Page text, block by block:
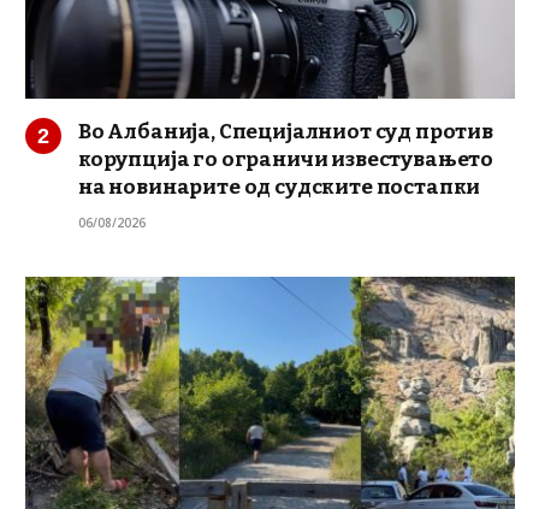
Во Албанија, Специјалниот суд против
корупција го ограничи известувањето
на новинарите од судските постапки
06/08/2026